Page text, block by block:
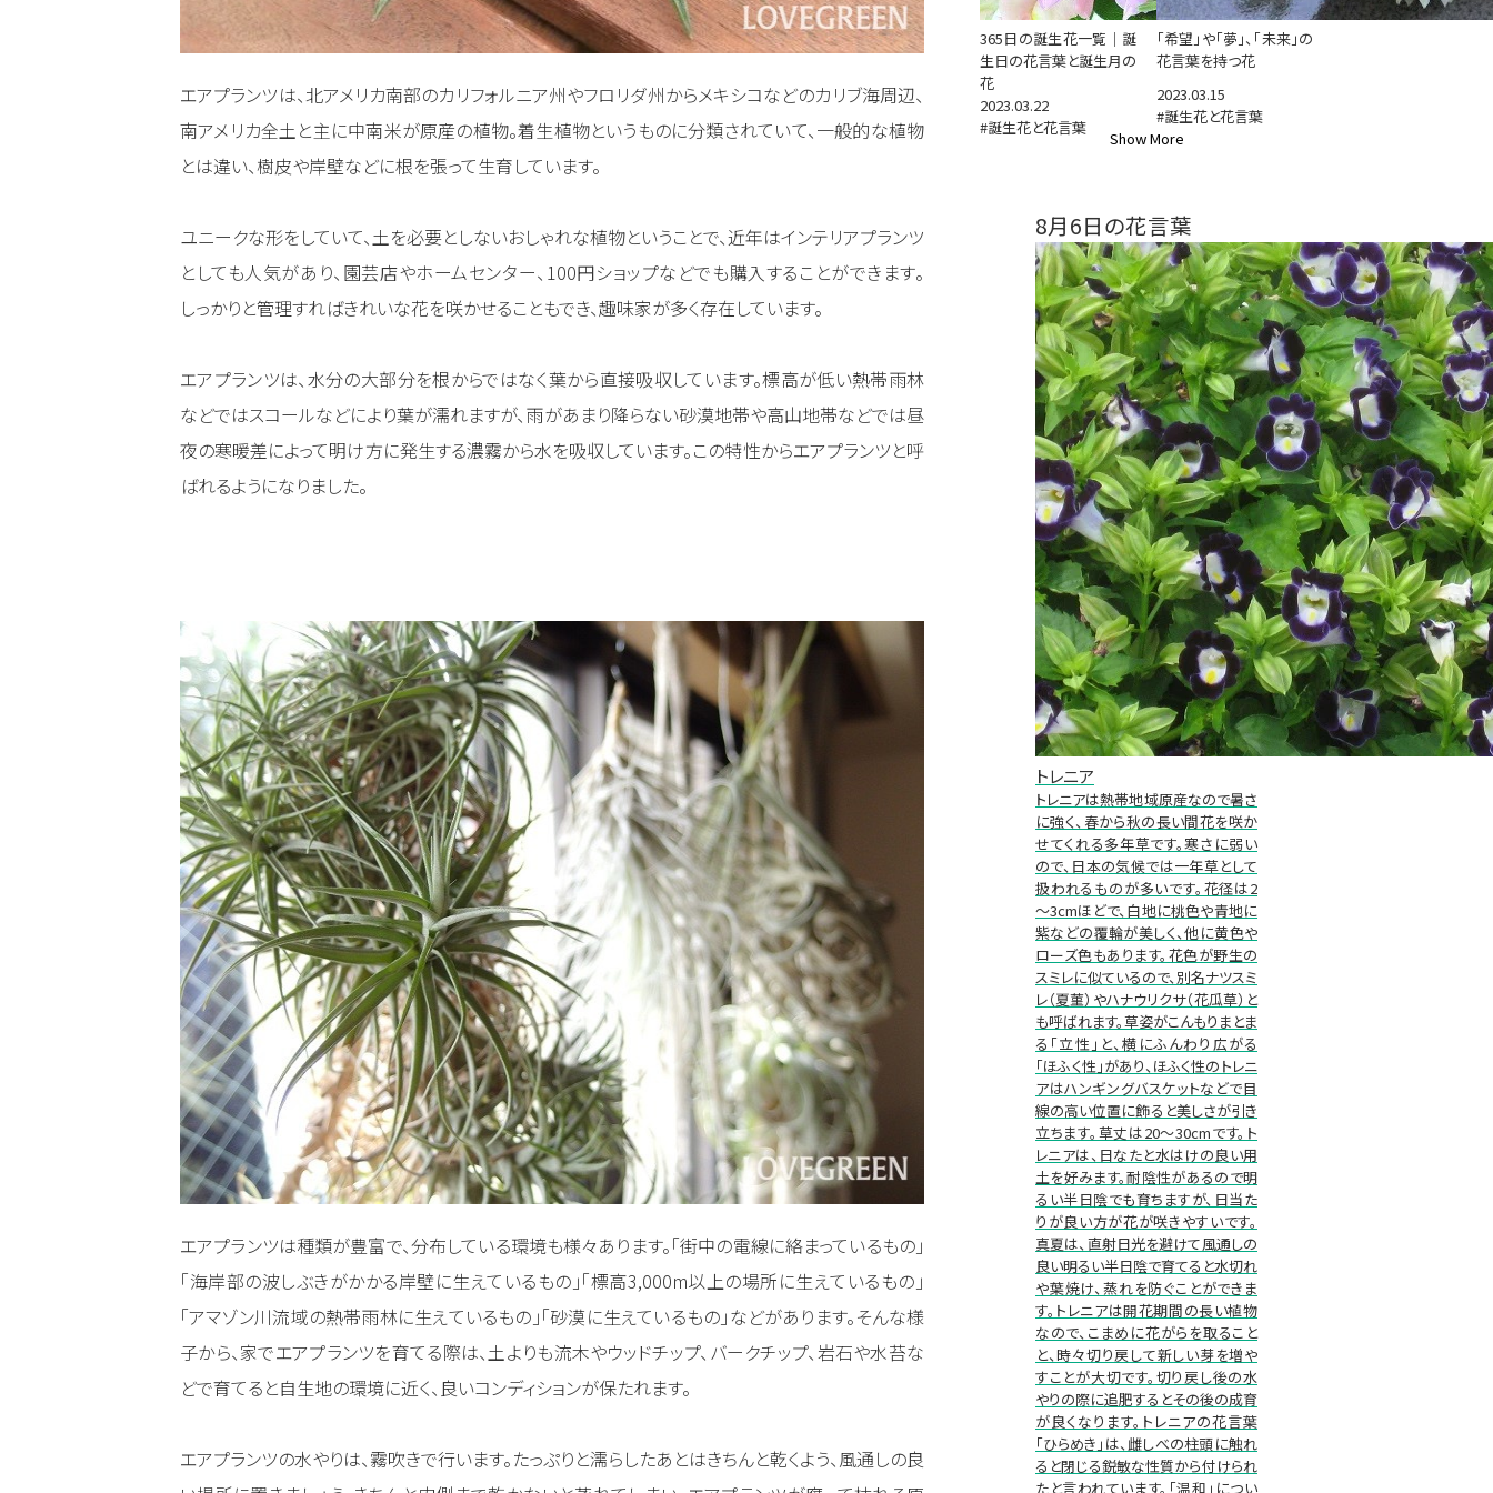
エアプランツは、北アメリカ南部のカリフォルニア州やフロリダ州からメキシコなどのカリブ海周辺、
南アメリカ全土と主に中南米が原産の植物。着生植物というものに分類されていて、一般的な植物
とは違い、樹皮や岸壁などに根を張って生育しています。
ユニークな形をしていて、土を必要としないおしゃれな植物ということで、近年はインテリアプランツ
としても人気があり、園芸店やホームセンター、100円ショップなどでも購入することができます。
しっかりと管理すればきれいな花を咲かせることもでき、趣味家が多く存在しています。
エアプランツは、水分の大部分を根からではなく葉から直接吸収しています。標高が低い熱帯雨林
などではスコールなどにより葉が濡れますが、雨があまり降らない砂漠地帯や高山地帯などでは昼
夜の寒暖差によって明け方に発生する濃霧から水を吸収しています。この特性からエアプランツと呼
ばれるようになりました。
エアプランツは種類が豊富で、分布している環境も様々あります。「街中の電線に絡まっているもの」
「海岸部の波しぶきがかかる岸壁に生えているもの」「標高3,000m以上の場所に生えているもの」
「アマゾン川流域の熱帯雨林に生えているもの」「砂漠に生えているもの」などがあります。そんな様
子から、家でエアプランツを育てる際は、土よりも流木やウッドチップ、バークチップ、岩石や水苔な
どで育てると自生地の環境に近く、良いコンディションが保たれます。
エアプランツの水やりは、霧吹きで行います。たっぷりと濡らしたあとはきちんと乾くよう、風通しの良
365日の誕生花一覧｜誕
生日の花言葉と誕生月の
花
2023.03.22
#誕生花と花言葉
「希望」や「夢」、「未来」の
花言葉を持つ花
2023.03.15
#誕生花と花言葉
Show More
8月6日の花言葉
トレニア
トレニアは熱帯地域原産なので暑さ
に強く、春から秋の長い間花を咲か
せてくれる多年草です。寒さに弱い
ので、日本の気候では一年草として
扱われるものが多いです。花径は2
～3cmほどで、白地に桃色や青地に
紫などの覆輪が美しく、他に黄色や
ローズ色もあります。花色が野生の
スミレに似ているので、別名ナツスミ
レ（夏菫）やハナウリクサ（花瓜草）と
も呼ばれます。草姿がこんもりまとま
る「立性」と、横にふんわり広がる
「ほふく性」があり、ほふく性のトレニ
アはハンギングバスケットなどで目
線の高い位置に飾ると美しさが引き
立ちます。草丈は20～30cmです。ト
レニアは、日なたと水はけの良い用
土を好みます。耐陰性があるので明
るい半日陰でも育ちますが、日当た
りが良い方が花が咲きやすいです。
真夏は、直射日光を避けて風通しの
良い明るい半日陰で育てると水切れ
や葉焼け、蒸れを防ぐことができま
す。トレニアは開花期間の長い植物
なので、こまめに花がらを取ること
と、時々切り戻して新しい芽を増や
すことが大切です。切り戻し後の水
やりの際に追肥するとその後の成育
が良くなります。トレニアの花言葉
「ひらめき」は、雌しべの柱頭に触れ
ると閉じる鋭敏な性質から付けられ
たと言われています。「温和」につい